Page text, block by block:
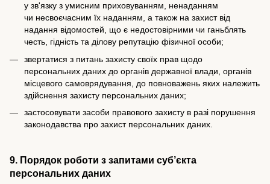
у зв'язку з умисним приховуванням, ненаданням
чи несвоєчасним їх наданням, а також на захист від
надання відомостей, що є недостовірними чи ганьблять
честь, гідність та ділову репутацію фізичної особи;
звертатися з питань захисту своїх прав щодо
персональних даних до органів державної влади, органів
місцевого самоврядування, до повноважень яких належить
здійснення захисту персональних даних;
застосовувати засоби правового захисту в разі порушення
законодавства про захист персональних даних.
9. Порядок роботи з запитами суб’єкта
персональних даних